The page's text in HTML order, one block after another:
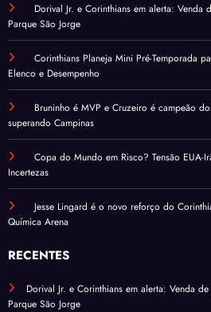
Dorival Jr. e Corinthians em alerta: Venda
Parque São Jorge
Corinthians Planeja Mini Pré-Temporada
Elenco e Desempenho
Bruninho é MVP e Cruzeiro é campeão
superando Campinas
Copa do Mundo em Risco? Tensão EUA-
Incertezas
Jesse Lingard é o novo reforço do
Química Arena
RECENTES
Dorival Jr. e Corinthians em alerta: Venda
Parque São Jorge